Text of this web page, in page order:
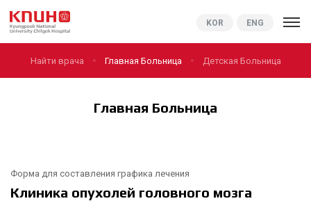
KNUCH
KOR ENG
Найти врача Главная Больница Детская Больница
Главная Больница
Форма для составления графика лечения
Клиника опухолей головного мозга